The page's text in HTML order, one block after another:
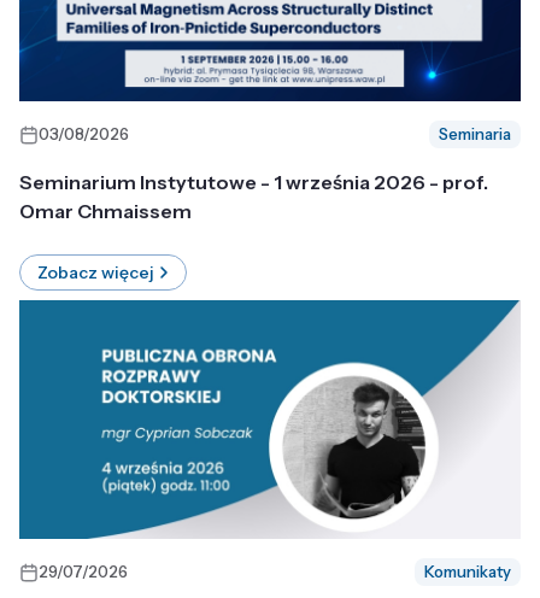
03/08/2026 Seminaria
Seminarium Instytutowe - 1 września 2026 - prof.
Omar Chmaissem
Zobacz więcej
29/07/2026 Komunikaty